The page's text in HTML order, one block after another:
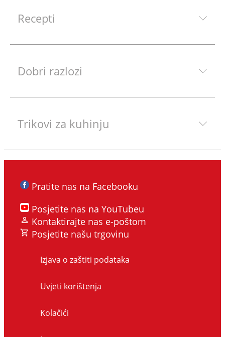
Recepti
Dobri razlozi
Trikovi za kuhinju
Pratite nas na Facebooku
Posjetite nas na YouTubeu
Kontaktirajte nas e-poštom
Posjetite našu trgovinu
Izjava o zaštiti podataka
Uvjeti korištenja
Kolačići